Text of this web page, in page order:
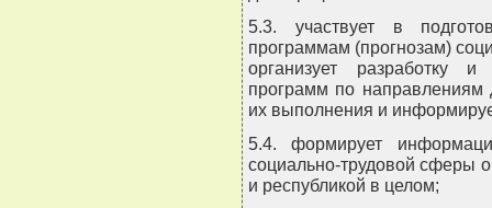
5.3. участвует в
программам (прогнозам)
организует разработку
программ по направлениям
их выполнения и
5.4. формирует
социально-трудовой сферы
и республикой в целом;